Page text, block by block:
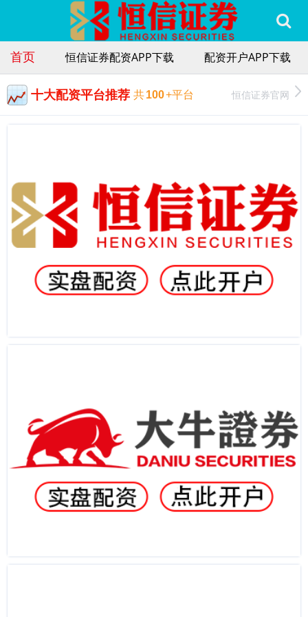
首页 恒信证券配资APP下载 配资开户APP下载
十大配资平台推荐 共100+平台 恒信证券官网